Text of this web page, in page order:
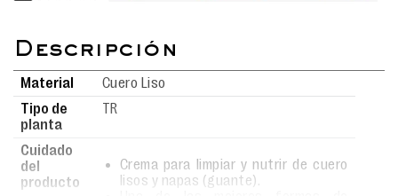
Material
Cuero Liso
Tipo de
planta
TR
Cuidado
del
producto
Crema para limpiar y nutrir de cuero
lisos y napas (guante).